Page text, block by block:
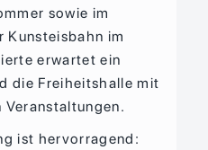
sowie im
Kunsteisbahn im
erwartet ein
die Freiheitshalle mit
ist hervorragend: